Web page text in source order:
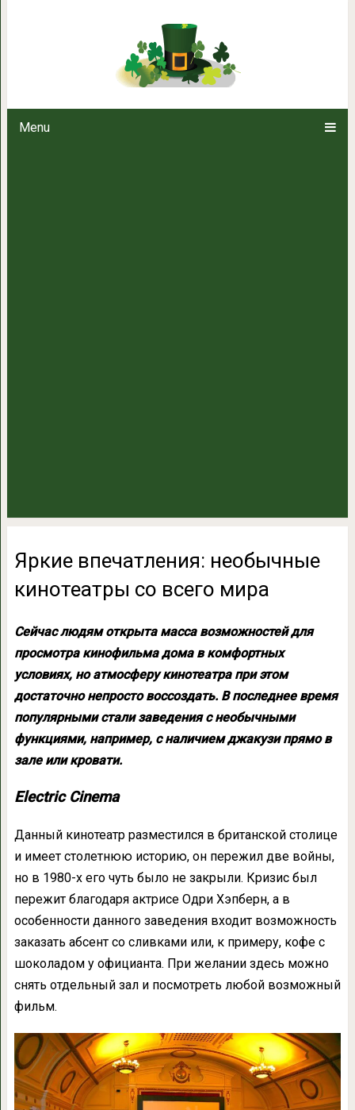
Menu
Яркие впечатления:
Яркие впечатления: необычные
кинотеатры со всего мира
Сейчас людям открыта масса возможностей для
просмотра кинофильма дома в комфортных
условиях, но атмосферу кинотеатра при этом
достаточно непросто воссоздать. В последнее время
популярными стали заведения с необычными
функциями, например, с наличием джакузи прямо в
зале или кровати.
Electric Cinema
Данный кинотеатр разместился в британской столице
и имеет столетнюю историю, он пережил две войны,
но в 1980-х его чуть было не закрыли. Кризис был
пережит благодаря актрисе Одри Хэпберн, а в
особенности данного заведения входит возможность
заказать абсент со сливками или, к примеру, кофе с
шоколадом у официанта. При желании здесь можно
снять отдельный зал и посмотреть любой возможный
фильм.